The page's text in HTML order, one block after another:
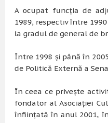
A ocupat funcţia de
1989, respectiv între
la gradul de general de
Între 1998 şi până în
de Politică Externă a
În ceea ce priveşte
fondator al Asociaţiei
înfiinţată în anul 2001,